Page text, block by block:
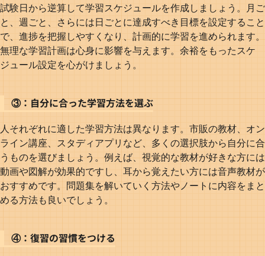
試験日から逆算して学習スケジュールを作成しましょう。月ご
と、週ごと、さらには日ごとに達成すべき目標を設定すること
で、進捗を把握しやすくなり、計画的に学習を進められます。
無理な学習計画は心身に影響を与えます。余裕をもったスケ
ジュール設定を心がけましょう。
③：自分に合った学習方法を選ぶ
人それぞれに適した学習方法は異なります。市販の教材、オン
ライン講座、スタディアプリなど、多くの選択肢から自分に合
うものを選びましょう。例えば、視覚的な教材が好きな方には
動画や図解が効果的ですし、耳から覚えたい方には音声教材が
おすすめです。問題集を解いていく方法やノートに内容をまと
める方法も良いでしょう。
④：復習の習慣をつける